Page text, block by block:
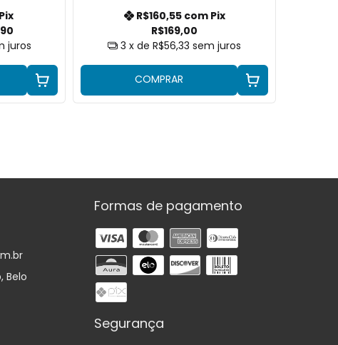
Pix
juros
R$169,00
R$160,55 com Pix
3 x de R$56,33 sem juros
COMPRAR
Belo
Formas de pagamento
Segurança